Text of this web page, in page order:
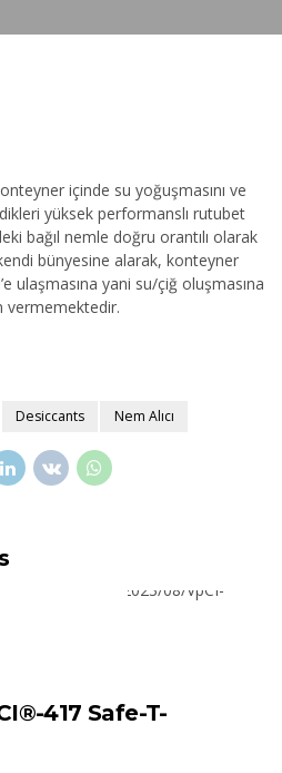
içinde su yoğuşmasını ve
yüksek performanslı rutubet
bağıl nemle doğru orantılı olarak
bünyesine alarak, konteyner
ulaşmasına yani su/çiğ oluşmasına
vermemektedir.
Desiccants Nem Alıcı
417 Safe-T-